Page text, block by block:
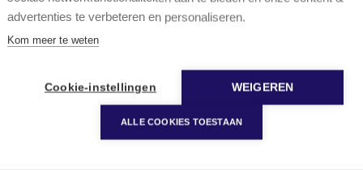
naam. Ruime parkeer- en manoeuvreerruimte op het
loopdeur, elektriciteit met aparte meter en internet.
4,20m
advertenties te verbeteren en personaliseren.
Kom meer te weten
Cookie-instellingen WEIGEREN
ALLE COOKIES TOESTAAN
over onze cookies
cookies
voor statistieken en tracking door derde partijen